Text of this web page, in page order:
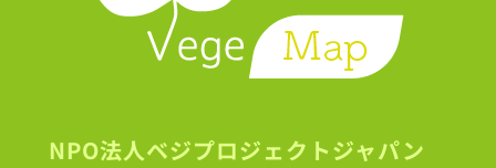
NPO法人ベジプロジェクトジャパン